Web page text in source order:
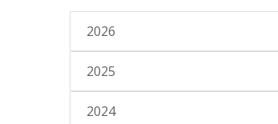
2026
2025
2024